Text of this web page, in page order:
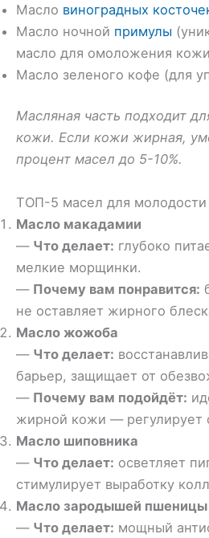
Масло виноградных
Масло ночной примулы
масло для омоложения
Масло зеленого кофе (для
Масляная часть подходит
кожи. Если кожи жирная,
процент масел до 5-10%.
ТОП-5 масел для
Масло макадамии
— Что делает: глубоко
мелкие морщинки.
— Почему вам понравится:
не оставляет жирного
Масло жожоба
— Что делает:
барьер, защищает от
— Почему вам подойдёт:
жирной кожи — регулирует
Масло шиповника
— Что делает: осветляет
стимулирует выработку
Масло зародышей пшеницы
— Что делает: мощный